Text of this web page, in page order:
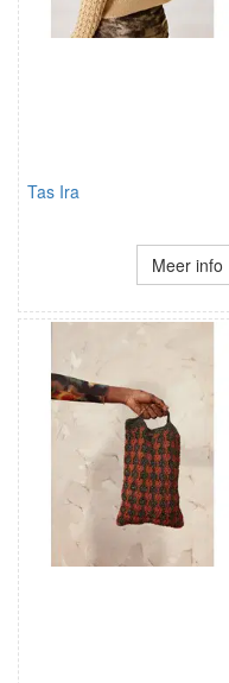
Tas Ira
Meer info